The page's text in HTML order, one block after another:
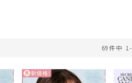
69件中 1 -